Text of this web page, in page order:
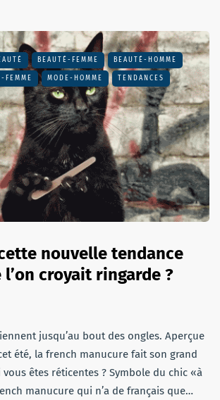
BEAUTÉ-FEMME BEAUTÉ-HOMME
FEMME MODE-HOMME TENDANCES
nouvelle tendance
croyait ringarde ?
jusqu’au bout des ongles. Aperçue
été, la french manucure fait son grand
êtes réticentes ? Symbole du chic «à
manucure qui n’a de français que…